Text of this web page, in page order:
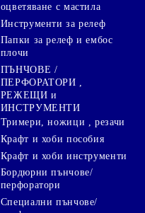
оцветяване с мастила
Инструменти за релеф
Папки за релеф и ембос
плочи
ПЪНЧОВЕ /
ПЕРФОРАТОРИ ,
РЕЖЕЩИ и
ИНСТРУМЕНТИ
Тримери, ножици , резачи
Крафт и хоби пособия
Крафт и хоби инструменти
Бордюрни пънчове/
перфоратори
Специални пънчове/